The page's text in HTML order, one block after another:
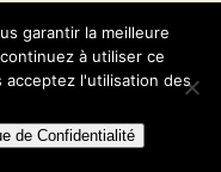
garantir la meilleure
à utiliser ce
l'utilisation des
de Confidentialité